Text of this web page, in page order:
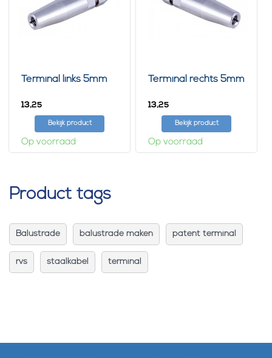
Terminal links 5mm
13,25
Bekijk product
Op voorraad
Terminal rechts 5mm
13,25
Bekijk product
Op voorraad
Product tags
Balustrade balustrade maken patent terminal
rvs staalkabel terminal